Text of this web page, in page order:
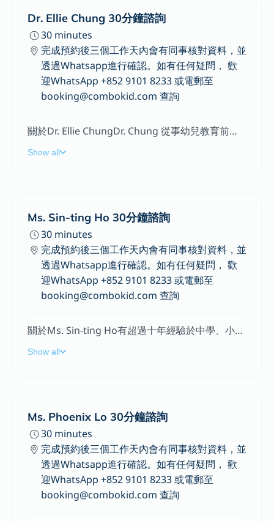
Dr. Ellie Chung 30分鐘諮詢
30 minutes
完成預約後三個工作天內會有同事核對資料，並
透過Whatsapp進行確認。如有任何疑問， 歡
迎WhatsApp +852 9101 8233 或電郵至
booking@combokid.com 查詢
關於Dr. Ellie ChungDr. Chung 從事幼兒教育前線教師 12 年，並在大專院校任講師26 年。 她熟悉孩子的全面發展，特別是語言、社交情感、身體以及健康飲食方面。 在過去的 15 年裏，她為教師和家長舉辦了不同的講座和研討會。 目前，她在一所小學和一所幼兒園擔任教育發展顧問。專長提供兒童情緒健康和情緒調節的支持，協助兒童建立積極的情感和社交技能。針對幼兒的認知、語言和情緒發展提供早期發展評估，制定個性化的教育計劃，以促進兒童的綜合發展。協助兒童培養細小肌肉和大型肌肉的發展，以增強其手眼協調能力、平衡能力和運動協調能力。為兒童提供豐富的學習機會和教育資源，以促進其語言和認知能力的發展。鼓勵兒童參與社交活動，培養其社交技巧和情感表達能力。
Show all
Ms. Sin-ting Ho 30分鐘諮詢
30 minutes
完成預約後三個工作天內會有同事核對資料，並
透過Whatsapp進行確認。如有任何疑問， 歡
迎WhatsApp +852 9101 8233 或電郵至
booking@combokid.com 查詢
關於Ms. Sin-ting Ho有超過十年經驗於中學、小學及學前訓練機構擔任教育心理學家，為有需要的學童提供心理評估、輔導及訓練（包括針對學習、自我照顧、社交、專注力、情緒行為等問題）。亦為教師和家長提供諮詢和培訓，提升他們支援學童的技巧與信心。於香港大學心理學系就自閉症的實本為證訓練方法進行研究。為實習教育心理學家提供指導的導師。自閉症家長機構的義務委員，為家長及職員提供管教和訓練的諮詢。特殊學校教師。專長提供兒童情緒健康和情緒調節的支持，幫助兒童建立積極的情感和社交技能。針對幼兒的認知、語言和情緒發展提供早期發展評估，了解兒童的發展情況，制定個性化的教育計劃，以促進兒童的綜合發展。為幼兒進行自閉症、專注力不足、過度活躍症等疾患進行評估及治療，協助兒童克服學習和情緒困難，提高其學習動機和學習成就。協助兒童發展正確的學習習慣和學習策略，提高其學習效果和學習成就。培養兒童的社交技巧及情感表達能力，協助兒童建立良好的人際關係，培養其自信和情感穩定性。
Show all
Ms. Phoenix Lo 30分鐘諮詢
30 minutes
完成預約後三個工作天內會有同事核對資料，並
透過Whatsapp進行確認。如有任何疑問， 歡
迎WhatsApp +852 9101 8233 或電郵至
booking@combokid.com 查詢